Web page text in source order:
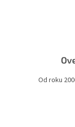
Od roku